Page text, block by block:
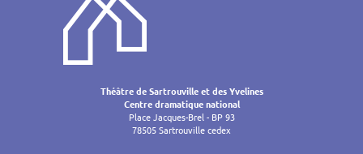
Théâtre de Sartrouville et des Yvelines
Centre dramatique national
Place Jacques-Brel - BP 93
78505 Sartrouville cedex